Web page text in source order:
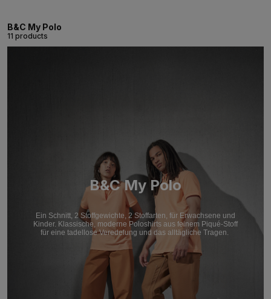
B&C My Polo
11 products
B&C My Polo
Ein Schnitt, 2 Stoffgewichte, 2 Stoffarten, für Erwachsene und
Kinder. Klassische, moderne Poloshirts aus feinem Piqué-Stoff
für eine tadellose Veredelung und das alltägliche Tragen.